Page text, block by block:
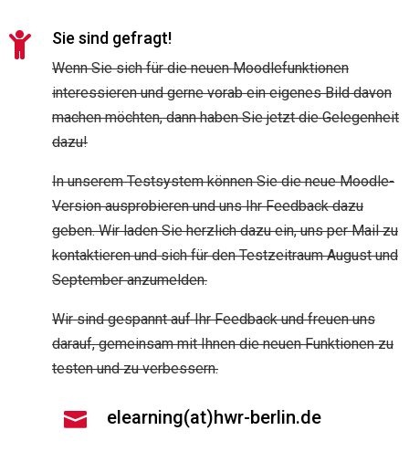
 Sie sind gefragt!
Wenn Sie sich für die neuen Moodlefunktionen
interessieren und gerne vorab ein eigenes Bild davon
machen möchten, dann haben Sie jetzt die Gelegenheit
dazu!
In unserem Testsystem können Sie die neue Moodle-
Version ausprobieren und uns Ihr Feedback dazu
geben. Wir laden Sie herzlich dazu ein, uns per Mail zu
kontaktieren und sich für den Testzeitraum August und
September anzumelden.
Wir sind gespannt auf Ihr Feedback und freuen uns
darauf, gemeinsam mit Ihnen die neuen Funktionen zu
testen und zu verbessern.
 elearning(at)hwr-berlin.de